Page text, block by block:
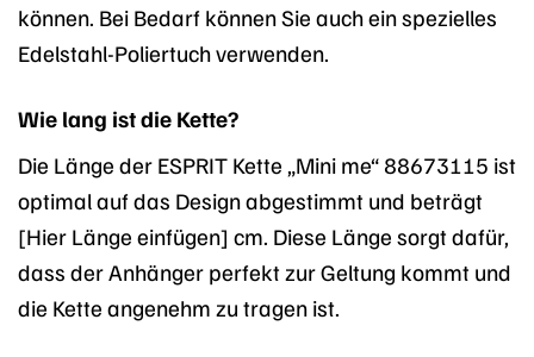
können. Bei Bedarf können Sie auch ein spezielles
Edelstahl-Poliertuch verwenden.
Wie lang ist die Kette?
Die Länge der ESPRIT Kette „Mini me“ 88673115 ist
optimal auf das Design abgestimmt und beträgt
[Hier Länge einfügen] cm. Diese Länge sorgt dafür,
dass der Anhänger perfekt zur Geltung kommt und
die Kette angenehm zu tragen ist.